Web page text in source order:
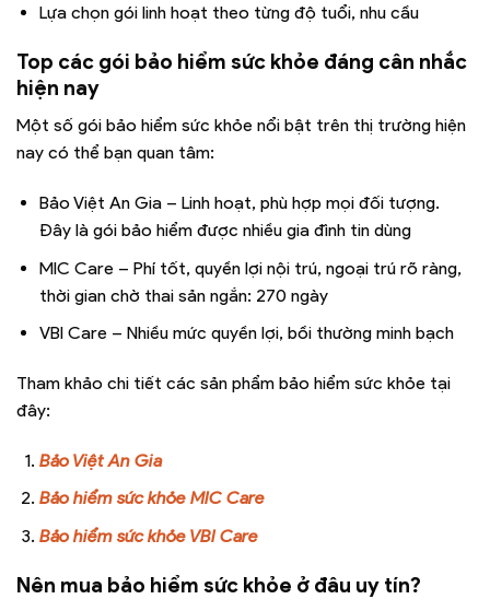
Lựa chọn gói linh hoạt theo từng độ tuổi, nhu cầu
Top các gói bảo hiểm sức khỏe đáng cân nhắc
hiện nay
Một số gói bảo hiểm sức khỏe nổi bật trên thị trường hiện
nay có thể bạn quan tâm:
Bảo Việt An Gia – Linh hoạt, phù hợp mọi đối tượng.
Đây là gói bảo hiểm được nhiều gia đình tin dùng
MIC Care – Phí tốt, quyền lợi nội trú, ngoại trú rõ ràng,
thời gian chờ thai sản ngắn: 270 ngày
VBI Care – Nhiều mức quyền lợi, bồi thường minh bạch
Tham khảo chi tiết các sản phẩm bảo hiểm sức khỏe tại
đây:
Bảo Việt An Gia
Bảo hiểm sức khỏe MIC Care
Bảo hiểm sức khỏe VBI Care
Nên mua bảo hiểm sức khỏe ở đâu uy tín?